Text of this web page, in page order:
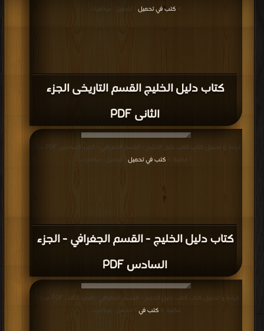
كتاب دليل الخليج القسم التاريخى الجزء
الثانى PDF
> كتب في تحميل | التحميل : مرة/مرات
كتاب دليل الخليج - القسم الجغرافي - الجزء
السادس PDF
| مكتبة > كتب في تحميل | التحميل : مرة/مرات
قراءة و تحميل كتاب كتاب دليل الخليج - القسم الجغرافي - الجزء الثالث PDF مجانا |
مكتبة > كتب في | التحميل : مرة/مرات